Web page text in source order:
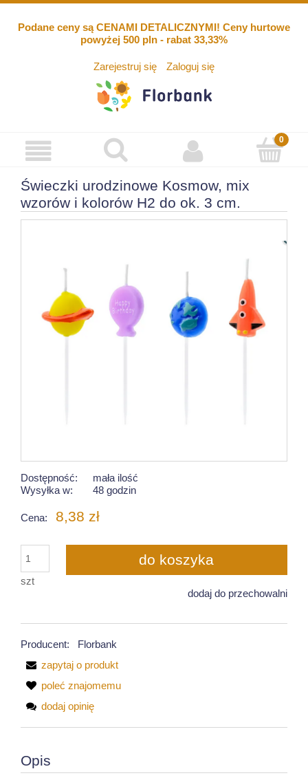
Podane ceny są CENAMI DETALICZNYMI! Ceny hurtowe
powyżej 500 pln - rabat 33,33%
Zarejestruj się Zaloguj się
Świeczki urodzinowe Kosmow, mix
wzorów i kolorów H2 do ok. 3 cm.
Dostępność:
mała ilość
Wysyłka w:
48 godzin
Cena: 8,38 zł
szt
do koszyka
dodaj do przechowalni
Producent:
Florbank
zapytaj o produkt
poleć znajomemu
dodaj opinię
Opis